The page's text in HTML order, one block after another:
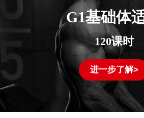
G1基础体
120课时
进一步了解>